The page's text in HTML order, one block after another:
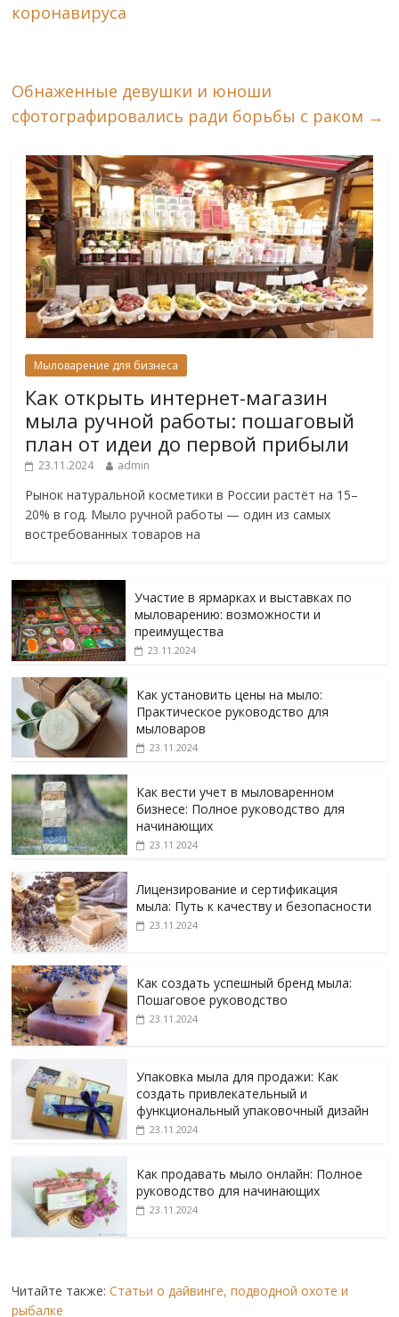
коронавируса
Обнаженные девушки и юноши
сфотографировались ради борьбы с раком →
Мыловарение для бизнеса
Как открыть интернет-магазин
мыла ручной работы: пошаговый
план от идеи до первой прибыли
23.11.2024 admin
Рынок натуральной косметики в России растёт на 15–
20% в год. Мыло ручной работы — один из самых
востребованных товаров на
Участие в ярмарках и выставках по
мыловарению: возможности и
преимущества
23.11.2024
Как установить цены на мыло:
Практическое руководство для
мыловаров
23.11.2024
Как вести учет в мыловаренном
бизнесе: Полное руководство для
начинающих
23.11.2024
Лицензирование и сертификация
мыла: Путь к качеству и безопасности
23.11.2024
Как создать успешный бренд мыла:
Пошаговое руководство
23.11.2024
Упаковка мыла для продажи: Как
создать привлекательный и
функциональный упаковочный дизайн
23.11.2024
Как продавать мыло онлайн: Полное
руководство для начинающих
23.11.2024
Читайте также:Статьи о дайвинге, подводной охоте и
рыбалке